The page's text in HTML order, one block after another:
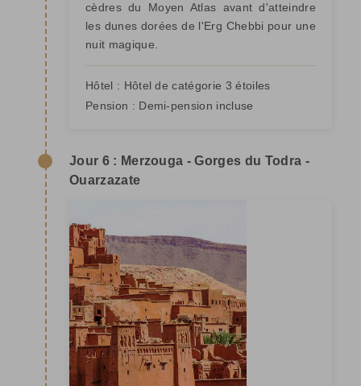
cèdres du Moyen Atlas avant d'atteindre
les dunes dorées de l'Erg Chebbi pour une
nuit magique.
Hôtel : Hôtel de catégorie 3 étoiles
Pension : Demi-pension incluse
Jour 6 : Merzouga - Gorges du Todra -
Ouarzazate